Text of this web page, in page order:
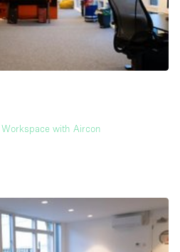
with Aircon